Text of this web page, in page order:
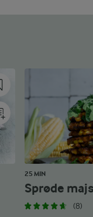
25 MIN
Sprøde
(8)